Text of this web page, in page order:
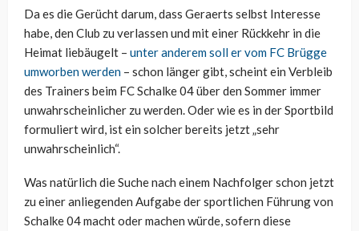
Da es die Gerücht darum, dass Geraerts selbst Interesse
habe, den Club zu verlassen und mit einer Rückkehr in die
Heimat liebäugelt – unter anderem soll er vom FC Brügge
umworben werden – schon länger gibt, scheint ein Verbleib
des Trainers beim FC Schalke 04 über den Sommer immer
unwahrscheinlicher zu werden. Oder wie es in der Sportbild
formuliert wird, ist ein solcher bereits jetzt „sehr
unwahrscheinlich“.
Was natürlich die Suche nach einem Nachfolger schon jetzt
zu einer anliegenden Aufgabe der sportlichen Führung von
Schalke 04 macht oder machen würde, sofern diese